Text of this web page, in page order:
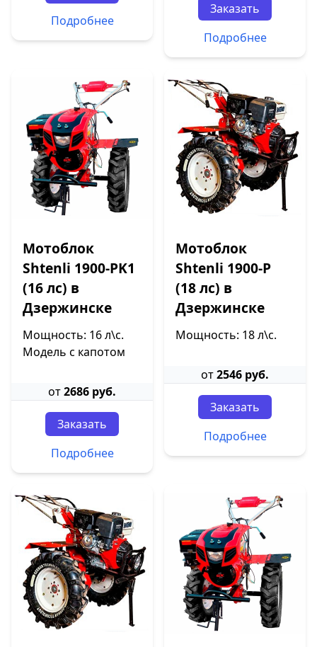
Подробнее
Заказать
Подробнее
Мотоблок
Shtenli 1900-PK1
(16 лс) в
Дзержинске
Мощность: 16 л\с.
Модель с капотом
от2686 руб.
Заказать
Подробнее
Мотоблок
Shtenli 1900-P
(18 лс) в
Дзержинске
Мощность: 18 л\с.
от2546 руб.
Заказать
Подробнее